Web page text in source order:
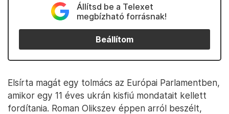
Állítsd be a Telexet
megbízható forrásnak!
Beállítom
Elsírta magát egy tolmács az Európai Parlamentben,
amikor egy 11 éves ukrán kisfiú mondatait kellett
fordítania. Roman Olikszev éppen arról beszélt,